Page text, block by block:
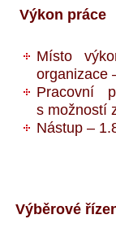
Výkon práce
Místo
organizace
Pracovní
s možností
Nástup –
Výběrové